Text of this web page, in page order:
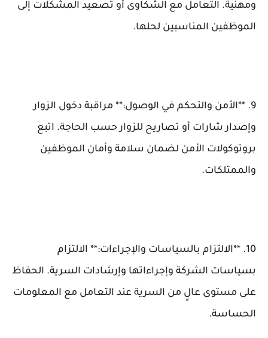
ومهنية. التعامل مع الشكاوى أو تصعيد المشكلات إلى
الموظفين المناسبين لحلها.
9. **الأمن والتحكم في الوصول:** مراقبة دخول الزوار
وإصدار شارات أو تصاريح للزوار حسب الحاجة. اتبع
بروتوكولات الأمن لضمان سلامة وأمان الموظفين
والممتلكات.
10. **الالتزام بالسياسات والإجراءات:** الالتزام
بسياسات الشركة وإجراءاتها وإرشادات السرية. الحفاظ
على مستوى عالٍ من السرية عند التعامل مع المعلومات
الحساسة.